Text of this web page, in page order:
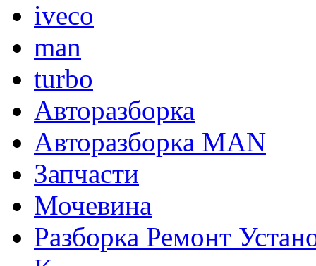
iveco
man
turbo
Авторазборка
Авторазборка MAN
Запчасти
Мочевина
Разборка Ремонт